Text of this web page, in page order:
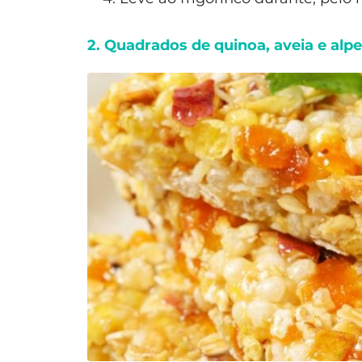
2. Quadrados de quinoa, aveia e